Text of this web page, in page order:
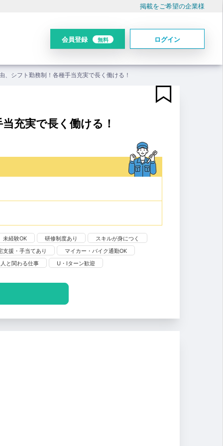
掲載をご希望の企業様
会員登録 無料 ログイン
シフト勤務制！各種手当充実で長く働ける！
充実で長く働ける！
未経験OK 研修制度あり
スキルが身につく
支援・手当てあり
マイカー・バイク通勤OK
人と関わる仕事
U・Iターン歓迎